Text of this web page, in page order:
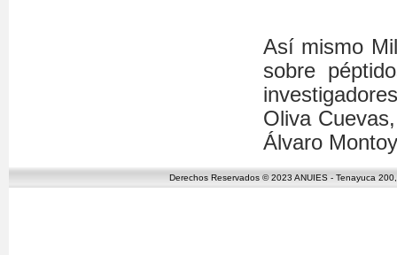
Así mismo
sobre
Oliva
Álvaro
Derechos Reservados © 2023 ANUIES - Tenayuca